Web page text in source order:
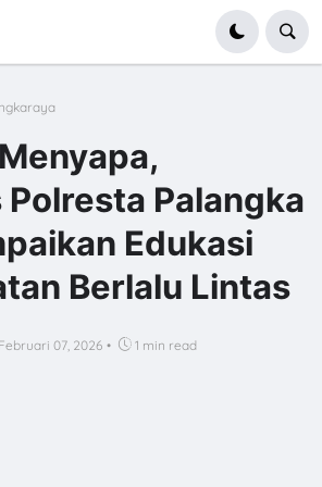
Palangka
Edukasi
Berlalu Lintas
07, 2026 • 1 min read